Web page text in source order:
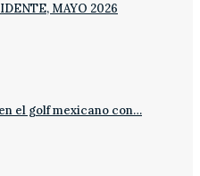
MAYO 2026
el golf mexicano con…